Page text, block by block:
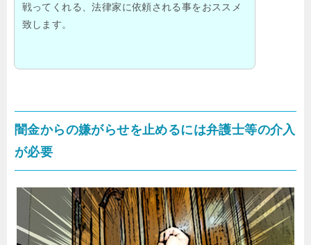
戦ってくれる、法律家に依頼される事をおススメ
致します。
闇金からの嫌がらせを止めるには弁護士等の介入
が必要